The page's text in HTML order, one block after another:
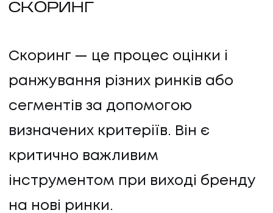
СКОРИНГ
Скоринг — це процес оцінки і
ранжування різних ринків або
сегментів за допомогою
визначених критеріїв. Він є
критично важливим
інструментом при виході бренду
на нові ринки.